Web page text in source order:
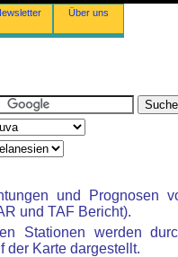
Über uns
und Prognosen
und TAF Bericht).
Stationen werden
der Karte dargestellt.